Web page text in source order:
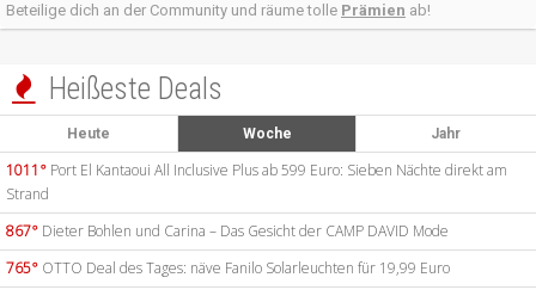
Beteilige dich an der Community und räume tolle Prämien ab!
 Heißeste Deals
Heute Woche Jahr
1011° Port El Kantaoui All Inclusive Plus ab 599 Euro: Sieben Nächte direkt am
Strand
867° Dieter Bohlen und Carina – Das Gesicht der CAMP DAVID Mode
765° OTTO Deal des Tages: näve Fanilo Solarleuchten für 19,99 Euro